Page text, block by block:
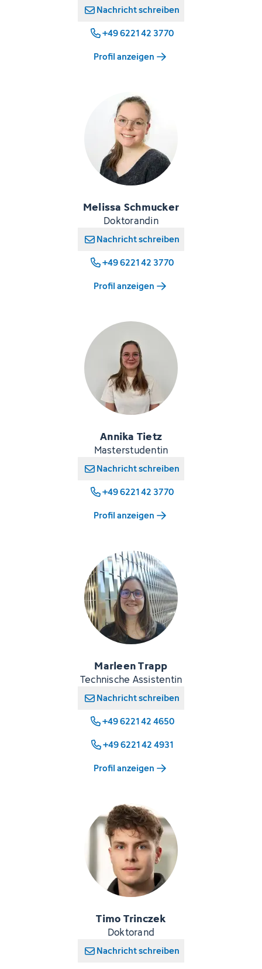
Nachricht schreiben
+49 6221 42 3770
Profil anzeigen
Melissa Schmucker
Doktorandin
Nachricht schreiben
+49 6221 42 3770
Profil anzeigen
Annika Tietz
Masterstudentin
Nachricht schreiben
+49 6221 42 3770
Profil anzeigen
Marleen Trapp
Technische Assistentin
Nachricht schreiben
+49 6221 42 4650
+49 6221 42 4931
Profil anzeigen
Timo Trinczek
Doktorand
Nachricht schreiben